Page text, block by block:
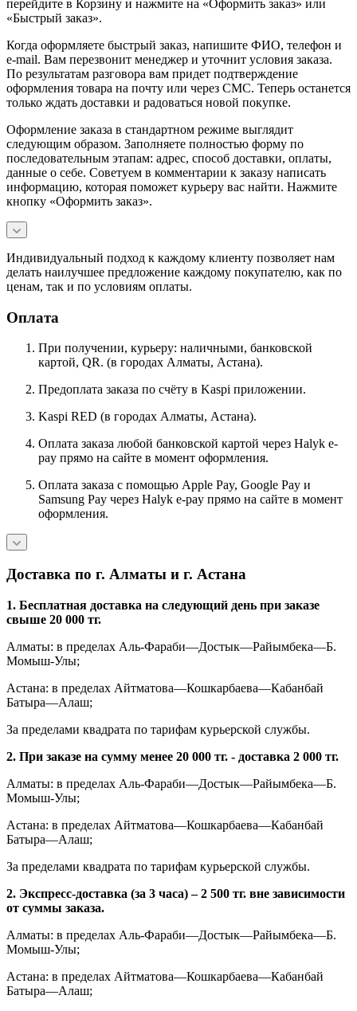
перейдите в Корзину и нажмите на «Оформить заказ» или
«Быстрый заказ».
Когда оформляете быстрый заказ, напишите ФИО, телефон и
e-mail. Вам перезвонит менеджер и уточнит условия заказа.
По результатам разговора вам придет подтверждение
оформления товара на почту или через СМС. Теперь останется
только ждать доставки и радоваться новой покупке.
Оформление заказа в стандартном режиме выглядит
следующим образом. Заполняете полностью форму по
последовательным этапам: адрес, способ доставки, оплаты,
данные о себе. Советуем в комментарии к заказу написать
информацию, которая поможет курьеру вас найти. Нажмите
кнопку «Оформить заказ».
Индивидуальный подход к каждому клиенту позволяет нам
делать наилучшее предложение каждому покупателю, как по
ценам, так и по условиям оплаты.
Оплата
При получении, курьеру: наличными, банковской
картой, QR. (в городах Алматы, Астана).
Предоплата заказа по счёту в Kaspi приложении.
Kaspi RED (в городах Алматы, Астана).
Оплата заказа любой банковской картой через Halyk e-
pay прямо на сайте в момент оформления.
Оплата заказа с помощью Apple Pay, Google Pay и
Samsung Pay через Halyk e-pay прямо на сайте в момент
оформления.
Доставка по г. Алматы и г. Астана
1. Бесплатная доставка на следующий день при заказе
свыше 20 000 тг.
Алматы: в пределах Аль-Фараби—Достык—Райымбека—Б.
Момыш-Улы;
Астана: в пределах Айтматова—Кошкарбаева—Кабанбай
Батыра—Алаш;
За пределами квадрата по тарифам курьерской службы.
2. При заказе на сумму менее 20 000 тг. - доставка 2 000 тг.
Алматы: в пределах Аль-Фараби—Достык—Райымбека—Б.
Момыш-Улы;
Астана: в пределах Айтматова—Кошкарбаева—Кабанбай
Батыра—Алаш;
За пределами квадрата по тарифам курьерской службы.
2. Экспресс-доставка (за 3 часа) – 2 500 тг. вне зависимости
от суммы заказа.
Алматы: в пределах Аль-Фараби—Достык—Райымбека—Б.
Момыш-Улы;
Астана: в пределах Айтматова—Кошкарбаева—Кабанбай
Батыра—Алаш;